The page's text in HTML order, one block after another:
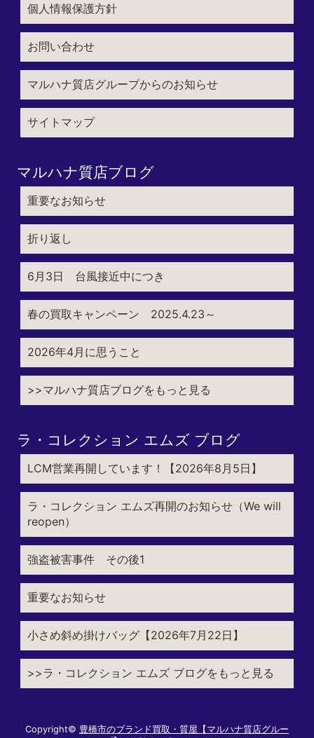
個人情報保護方針
お問い合わせ
マルハナ質店グループからのお知らせ
サイトマップ
マルハナ質店ブログ
重要なお知らせ
折り返し
6月3日 台風接近中につき
春の買取キャンペーン 2025.4.23～
2026年4月に思うこと
>>マルハナ質店ブログをもっと見る
ラ・コレクション エムズ ブログ
LCM営業再開しています！【2026年8月5日】
ラ・コレクション エムズ再開のお知らせ（We will
reopen）
強盗被害事件 その後1
重要なお知らせ
小さめ斜め掛けバッグ【2026年7月22日】
>>ラ・コレクション エムズ ブログをもっと見る
Copyright© 豊橋市のブランド買取・質屋【マルハナ質店グルー